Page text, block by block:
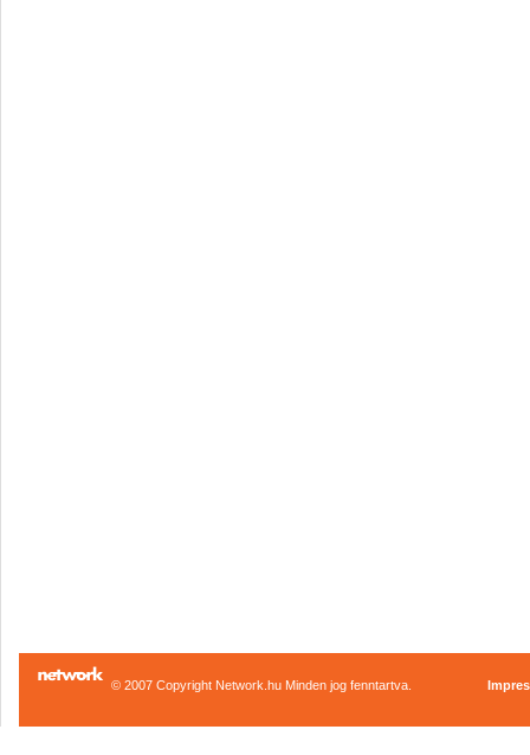
© 2007 Copyright Network.hu Minden jog fenntartva.